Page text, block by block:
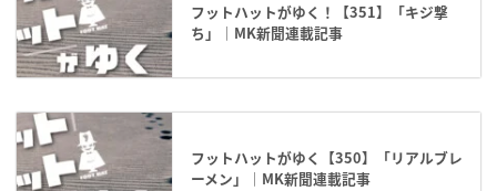
フットハットがゆく！【351】「キジ撃
ち」｜MK新聞連載記事
フットハットがゆく【350】「リアルブレ
ーメン」｜MK新聞連載記事